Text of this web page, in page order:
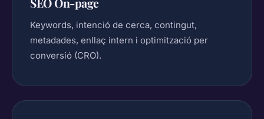
Keywords, intenció de cerca, contingut,
metadades, enllaç intern i optimització per
conversió (CRO).